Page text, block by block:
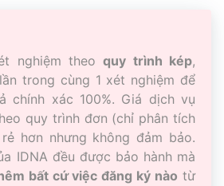
nghiệm theoquy trình kép,
trong cùng 1 xét nghiệm để
chính xác 100%. Giá dịch vụ
quy trình đơn (chỉ phân tích
hơn nhưng không đảm bảo.
IDNA đều được bảo hành mà
bất cứ việc đăng ký nào từ